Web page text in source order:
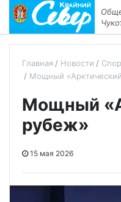
Главная Новости
Мощный
Мощный
рубеж»
15 мая 2026